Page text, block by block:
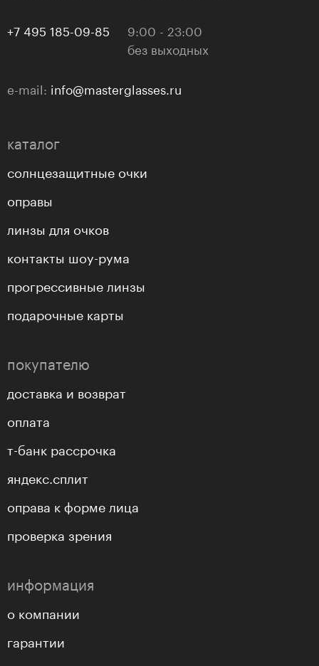
+7 495 185-09-85
9:00 - 23:00
без выходных
e-mail: info@masterglasses.ru
каталог
солнцезащитные очки
оправы
линзы для очков
контакты шоу-рума
прогрессивные линзы
подарочные карты
покупателю
доставка и возврат
оплата
т-банк рассрочка
яндекс.сплит
оправа к форме лица
проверка зрения
информация
о компании
гарантии